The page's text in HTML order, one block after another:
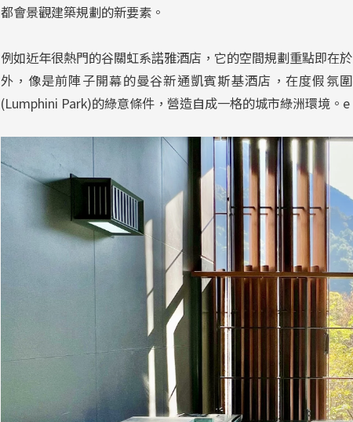
都會景觀建築規劃的新要素。
例如近年很熱門的谷關虹系諾雅酒店，它的空間規劃重點即在
外，像是前陣子開幕的曼谷新通凱賓斯基酒店，在度假氛
(Lumphini Park)的綠意條件，營造自成一格的城市綠洲環境。e